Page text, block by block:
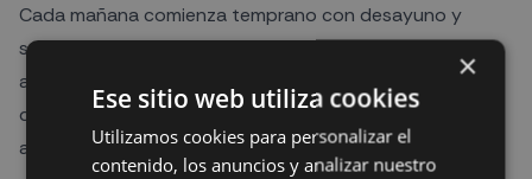
Cada mañana comienza temprano con desayuno y
salida en un Dhoni, el barco típico maldivo, para las
actividades acuáticas. Regresamos para comer,
descansar y continuar con nuevas excursiones,
actividades o momentos de relax hasta la cena.
×
Ese sitio web utiliza cookies
Utilizamos cookies para personalizar el
contenido, los anuncios y analizar nuestro